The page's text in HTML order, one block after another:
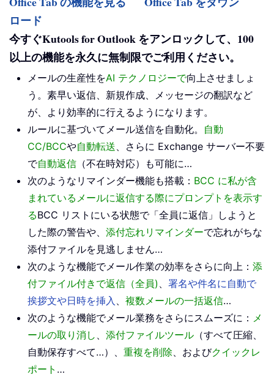
ロード
今すぐKutools for Outlook をアンロックして、100
以上の機能を永久に無制限でご利用ください。
メールの生産性をAI テクノロジーで向上させましょ
う。素早い返信、新規作成、メッセージの翻訳など
が、より効率的に行えるようになります。
ルールに基づいてメール送信を自動化。 自動
CC/BCCや自動転送、さらに Exchange サーバー不要
で自動返信 （不在時対応）も可能に…
次のようなリマインダー機能も搭載： BCC に私が含
まれているメールに返信する際にプロンプトを表示す
るBCC リストにいる状態で「全員に返信」しようと
した際の警告や、 添付忘れリマインダーで忘れがちな
添付ファイルを見逃しません…
次のような機能でメール作業の効率をさらに向上： 添
付ファイル付きで返信（全員) 、 署名や件名に自動で
挨拶文や日時を挿入 、 複数メールの一括返信…
次のような機能でメール業務をさらにスムーズに： メ
ールの取り消し 、 添付ファイルツール （すべて圧縮、
自動保存すべて…）、 重複を削除、およびクイックレ
ポート …